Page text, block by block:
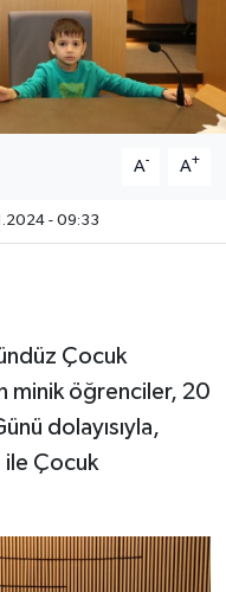
A- A+
- 09:33
Çocuk
minik öğrenciler, 20
dolayısıyla,
ile Çocuk